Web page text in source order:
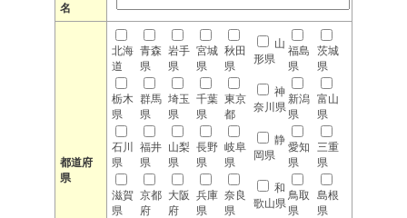
名
都道府
県
北海
道
青森
県
岩手
県
宮城
県
秋田
県
山
形県
福島
県
茨城
県
栃木
県
群馬
県
埼玉
県
千葉
県
東京
都
神
奈川県
新潟
県
富山
県
石川
県
福井
県
山梨
県
長野
県
岐阜
県
静
岡県
愛知
県
三重
県
滋賀
県
京都
府
大阪
府
兵庫
県
奈良
県
和
歌山県
鳥取
県
島根
県